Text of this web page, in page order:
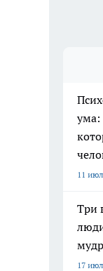
ума:
11
Три
17